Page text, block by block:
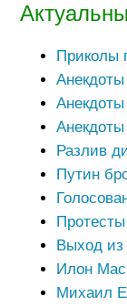
Приколы
Анекдоты
Разлив
Путин
Выход из
Илон
Михаил